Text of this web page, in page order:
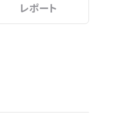
レポート